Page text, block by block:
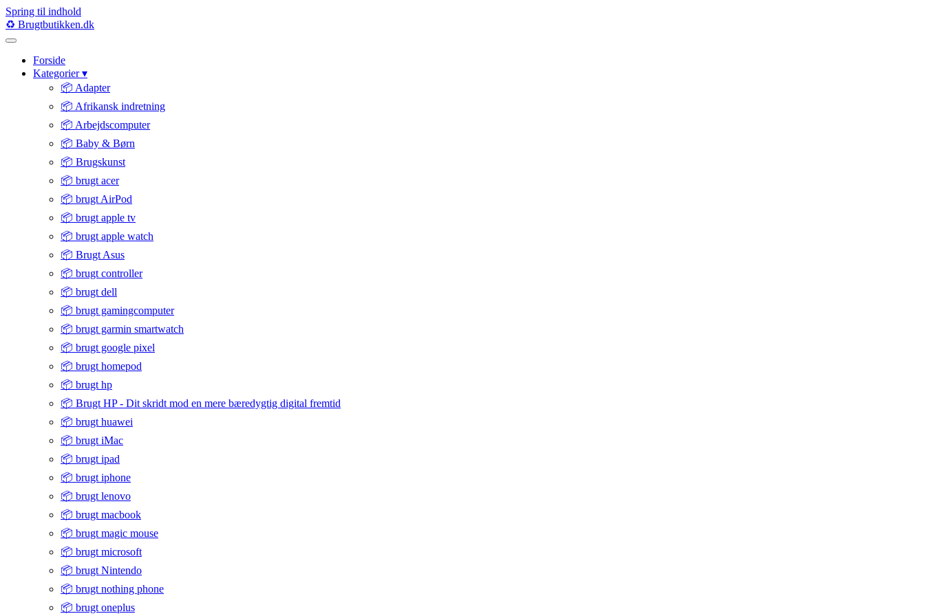
Spring til indhold
♻️ Brugtbutikken.dk
Forside
Kategorier▾
📦 Adapter
📦 Afrikansk indretning
📦 Arbejdscomputer
📦 Baby & Børn
📦 Brugskunst
📦 brugt acer
📦 brugt AirPod
📦 brugt apple tv
📦 brugt apple watch
📦 Brugt Asus
📦 brugt controller
📦 brugt dell
📦 brugt gamingcomputer
📦 brugt garmin smartwatch
📦 brugt google pixel
📦 brugt homepod
📦 brugt hp
📦 Brugt HP - Dit skridt mod en mere bæredygtig digital fremtid
📦 brugt huawei
📦 brugt iMac
📦 brugt ipad
📦 brugt iphone
📦 brugt lenovo
📦 brugt macbook
📦 brugt magic mouse
📦 brugt microsoft
📦 brugt Nintendo
📦 brugt nothing phone
📦 brugt oneplus